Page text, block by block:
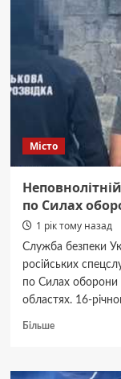
суперниць
у Лізі
Чемпіонів
Місто
по Силах
1 рік тому назад
Служба безпеки
російських
по Силах оборони
областях. 16-
БільшеДокладніше
наводив